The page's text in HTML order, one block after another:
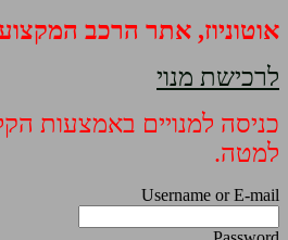
אוטוניוז, אתר הרכב
לרכישת מנוי
כניסה למנויים באמצעות
למטה.
Username or E-mail